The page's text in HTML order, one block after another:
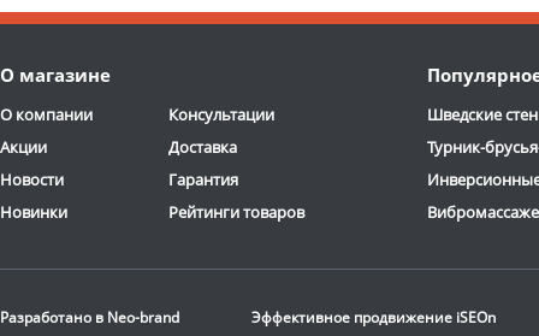
2-3 дня
Доставка:
О магазине
О компании
Акции
Новости
Новинки
Консультации
Доставка
Гарантия
Рейтинги товаров
Шведские
Турник-
Разработано в Neo-brand Эффективное продвижение iSEOn